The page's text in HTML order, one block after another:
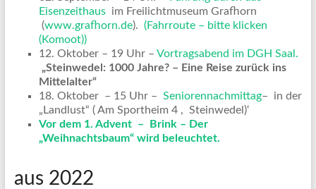
Eisenzeithausim Freilichtmuseum Grafhorn
(www.grafhorn.de). (Fahrroute – bitte klicken
(Komoot))
12. Oktober – 19 Uhr – Vortragsabend im DGH Saal.
„Steinwedel: 1000 Jahre? – Eine Reise zurück ins
Mittelalter“
18. Oktober – 15 Uhr – Seniorennachmittag– in der
„Landlust“ ( Am Sportheim 4 , Steinwedel)‘
Vor dem 1. Advent – Brink – Der
„Weihnachtsbaum“ wird beleuchtet.
aus 2022